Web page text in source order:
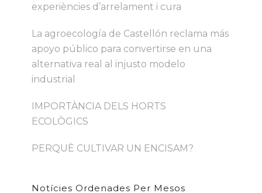
experiències d’arrelament i cura
La agroecología de Castellón reclama más
apoyo público para convertirse en una
alternativa real al injusto modelo
industrial
IMPORTÀNCIA DELS HORTS
ECOLÒGICS
PERQUÈ CULTIVAR UN ENCISAM?
Notícies Ordenades Per Mesos